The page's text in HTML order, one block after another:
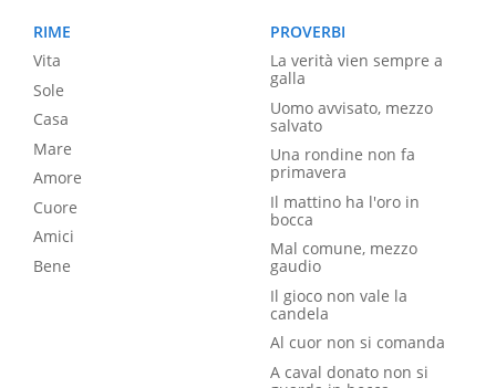
RIME
Vita
Sole
Casa
Mare
Amore
Cuore
Amici
Bene
PROVERBI
La verità vien sempre a
galla
Uomo avvisato, mezzo
salvato
Una rondine non fa
primavera
Il mattino ha l'oro in
bocca
Mal comune, mezzo
gaudio
Il gioco non vale la
candela
Al cuor non si comanda
A caval donato non si